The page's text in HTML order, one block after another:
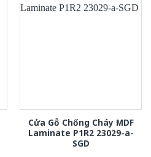
Cửa Gỗ Chống Cháy MDF
Laminate P1R2 23029-a-
SGD